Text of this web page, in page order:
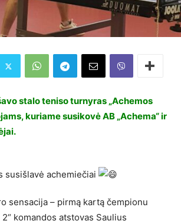
stalo teniso turnyras „Achemos
kuriame susikovė AB „Achema“ ir
susišlavė achemiečiai
sensacija – pirmą kartą čempionu
komandos atstovas Saulius